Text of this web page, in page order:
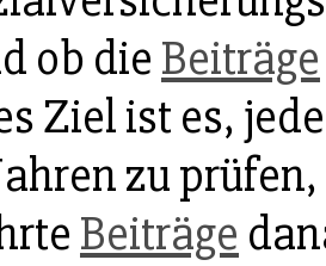
ob die Beiträge
Ziel ist es,
zu
Beiträge